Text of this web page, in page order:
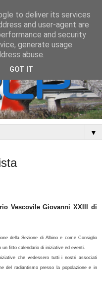
▼
Vescovile Giovanni XXIII di
della Sezione di Albino e come Consiglio
fitto calendario di iniziative ed eventi.
che vedessero tutti i nostri associati
del radiantismo presso la popolazione e in
to deliver its services
and user-agent are
and security
generate usage
abuse.
GOT IT